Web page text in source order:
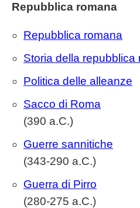
Repubblica romana
Repubblica romana
Storia della repubblica
Politica delle alleanze
Sacco di Roma
(390 a.C.)
Guerre sannitiche
(343-290 a.C.)
Guerra di Pirro
(280-275 a.C.)